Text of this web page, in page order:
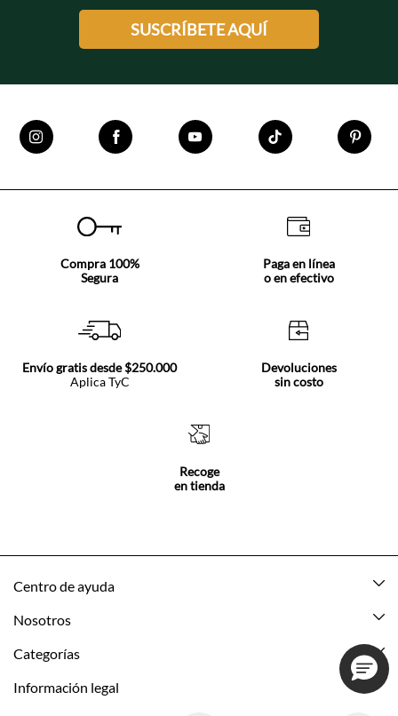
SUSCRÍBETE AQUÍ
Compra 100%
Segura
Paga en línea
o en efectivo
Envío gratis desde $250.000
Aplica TyC
Devoluciones
sin costo
Recoge
en tienda
Centro de ayuda
Mis pedidos
Nosotros
Acerca de Tennis
Categorías
Nuevo
Información legal